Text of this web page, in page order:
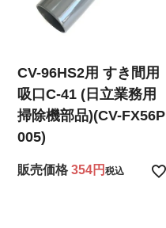
CV-96HS2用 すき間用
吸口C-41 (日立業務用
掃除機部品)(CV-FX56P
005)
販売価格 354 税込